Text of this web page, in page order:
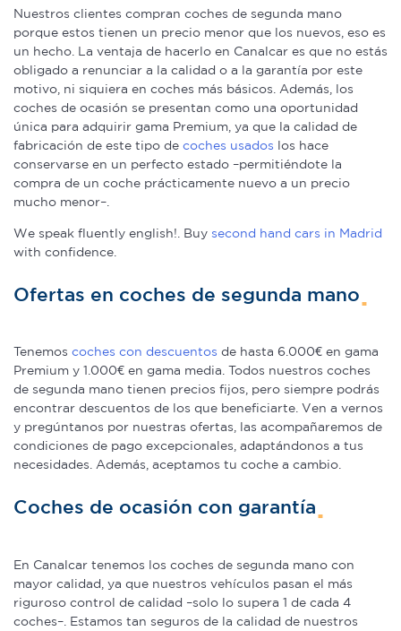
Nuestros clientes compran coches de segunda mano
porque estos tienen un precio menor que los nuevos, eso es
un hecho. La ventaja de hacerlo en Canalcar es que no estás
obligado a renunciar a la calidad o a la garantía por este
motivo, ni siquiera en coches más básicos. Además, los
coches de ocasión se presentan como una oportunidad
única para adquirir gama Premium, ya que la calidad de
fabricación de este tipo de coches usados los hace
conservarse en un perfecto estado –permitiéndote la
compra de un coche prácticamente nuevo a un precio
mucho menor–.
We speak fluently english!. Buy second hand cars in Madrid
with confidence.
Ofertas en coches de segunda mano
Tenemos coches con descuentos de hasta 6.000€ en gama
Premium y 1.000€ en gama media. Todos nuestros coches
de segunda mano tienen precios fijos, pero siempre podrás
encontrar descuentos de los que beneficiarte. Ven a vernos
y pregúntanos por nuestras ofertas, las acompañaremos de
condiciones de pago excepcionales, adaptándonos a tus
necesidades. Además, aceptamos tu coche a cambio.
Coches de ocasión con garantía
En Canalcar tenemos los coches de segunda mano con
mayor calidad, ya que nuestros vehículos pasan el más
riguroso control de calidad –solo lo supera 1 de cada 4
coches–. Estamos tan seguros de la calidad de nuestros